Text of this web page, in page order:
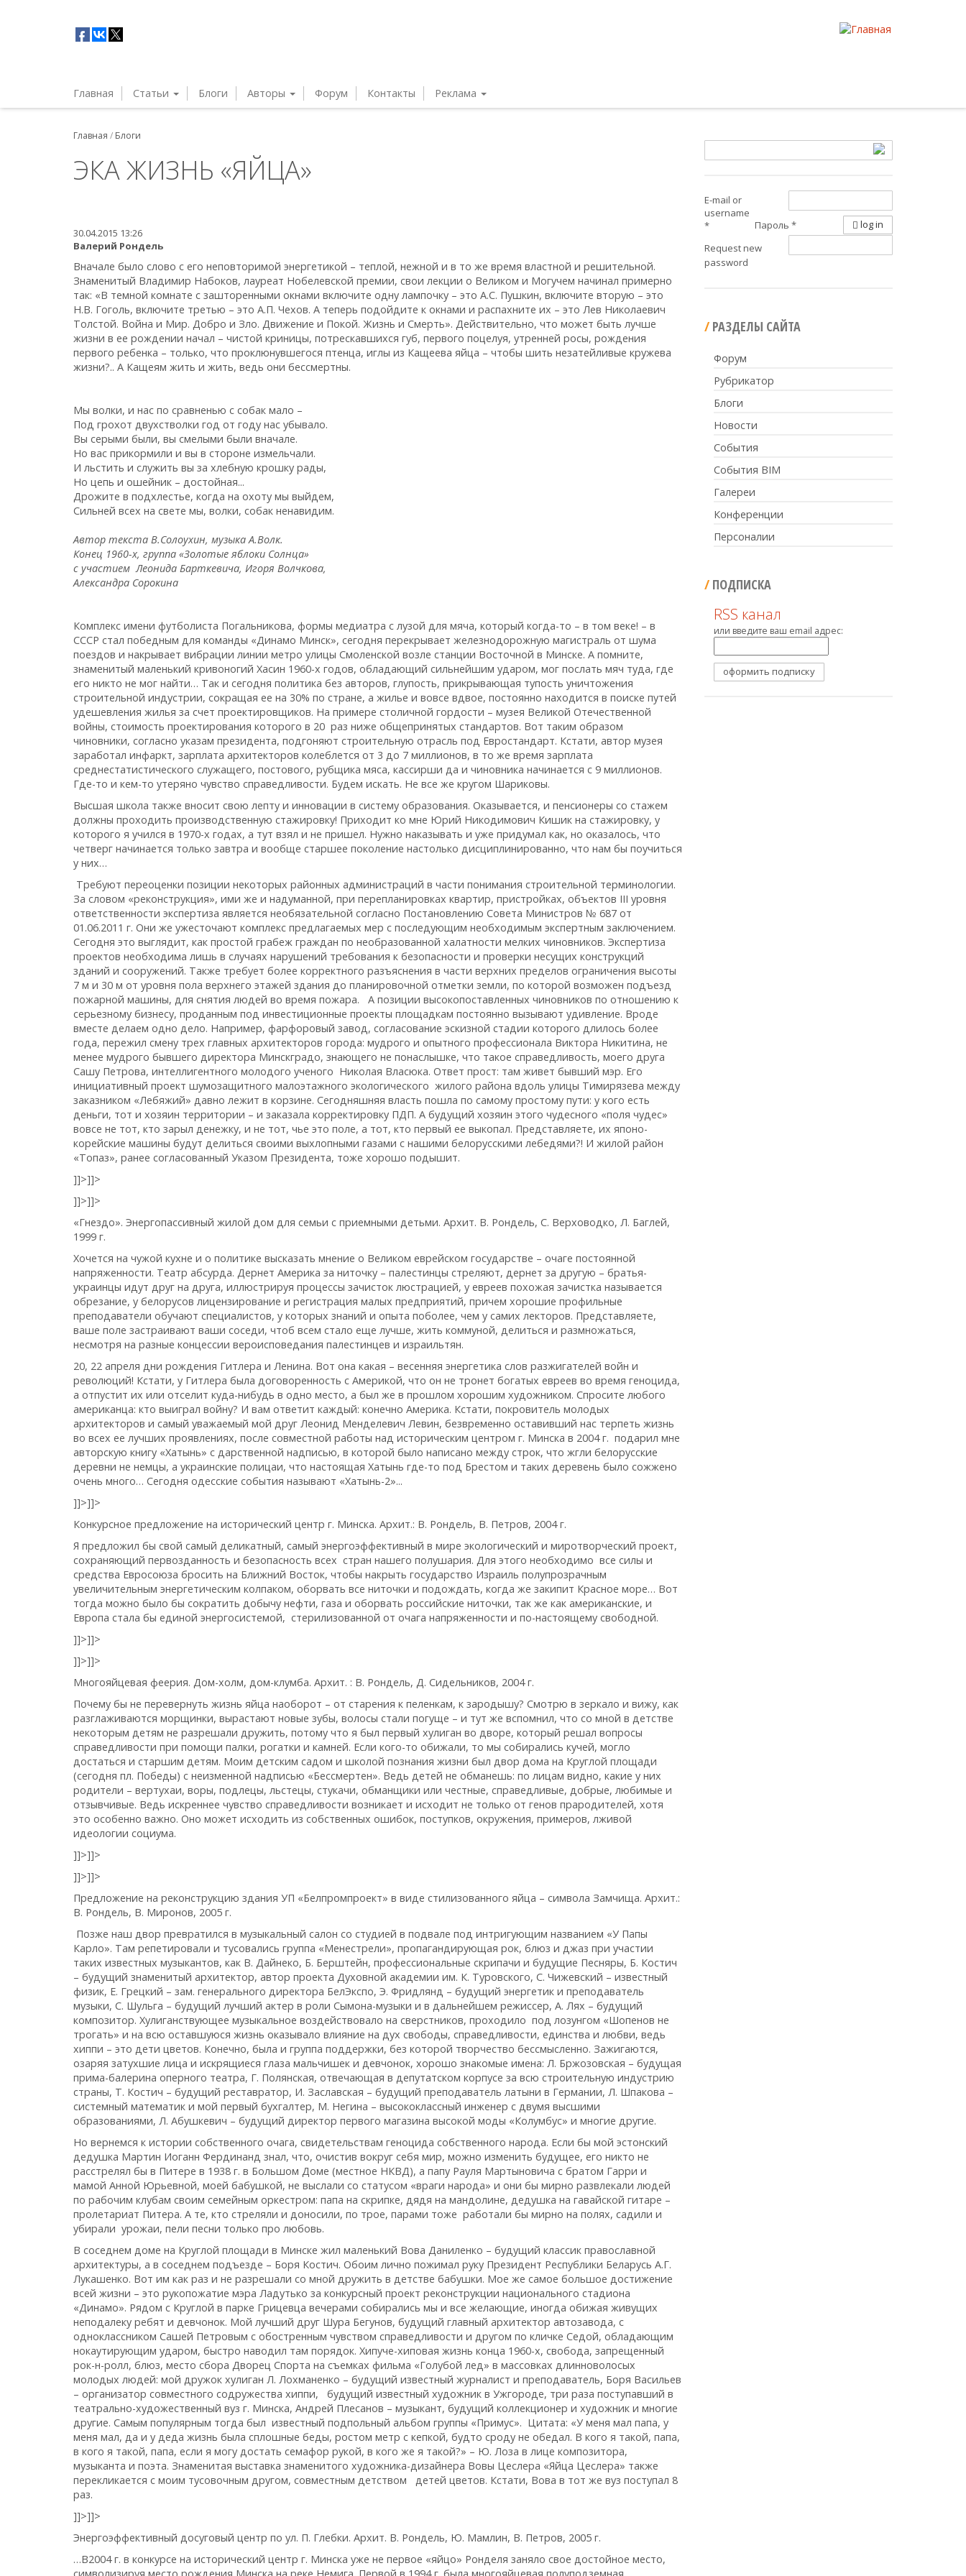
Главная Статьи Блоги Авторы Форум Контакты Реклама
Главная / Блоги
ЭКА ЖИЗНЬ «ЯЙЦА»
30.04.2015 13:26
Валерий Рондель
Вначале было слово с его неповторимой энергетикой – теплой, нежной и в то же время властной и решительной.
Знаменитый Владимир Набоков, лауреат Нобелевской премии, свои лекции о Великом и Могучем начинал примерно
так: «В темной комнате с зашторенными окнами включите одну лампочку – это А.С. Пушкин, включите вторую – это
Н.В. Гоголь, включите третью – это А.П. Чехов. А теперь подойдите к окнами и распахните их – это Лев Николаевич
Толстой. Война и Мир. Добро и Зло. Движение и Покой. Жизнь и Смерть». Действительно, что может быть лучше
жизни в ее рождении начал – чистой криницы, потрескавшихся губ, первого поцелуя, утренней росы, рождения
первого ребенка – только, что проклюнувшегося птенца, иглы из Кащеева яйца – чтобы шить незатейливые кружева
жизни?.. А Кащеям жить и жить, ведь они бессмертны.
Мы волки, и нас по сравненью с собак мало –
Под грохот двухстволки год от году нас убывало.
Вы серыми были, вы смелыми были вначале.
Но вас прикормили и вы в стороне измельчали.
И льстить и служить вы за хлебную крошку рады,
Но цепь и ошейник – достойная...
Дрожите в подхлестье, когда на охоту мы выйдем,
Сильней всех на свете мы, волки, собак ненавидим.
Автор текста В.Солоухин, музыка А.Волк.
Конец 1960-х, группа «Золотые яблоки Солнца»
с участием Леонида Барткевича, Игоря Волчкова,
Александра Сорокина
Комплекс имени футболиста Погальникова, формы медиатра с лузой для мяча, который когда-то – в том веке! – в
СССР стал победным для команды «Динамо Минск», сегодня перекрывает железнодорожную магистраль от шума
поездов и накрывает вибрации линии метро улицы Смоленской возле станции Восточной в Минске. А помните,
знаменитый маленький кривоногий Хасин 1960-х годов, обладающий сильнейшим ударом, мог послать мяч туда, где
его никто не мог найти… Так и сегодня политика без авторов, глупость, прикрывающая тупость уничтожения
строительной индустрии, сокращая ее на 30% по стране, а жилье и вовсе вдвое, постоянно находится в поиске путей
удешевления жилья за счет проектировщиков. На примере столичной гордости – музея Великой Отечественной
войны, стоимость проектирования которого в 20 раз ниже общепринятых стандартов. Вот таким образом
чиновники, согласно указам президента, подгоняют строительную отрасль под Евростандарт. Кстати, автор музея
заработал инфаркт, зарплата архитекторов колеблется от 3 до 7 миллионов, в то же время зарплата
среднестатистического служащего, постового, рубщика мяса, кассирши да и чиновника начинается с 9 миллионов.
Где-то и кем-то утеряно чувство справедливости. Будем искать. Не все же кругом Шариковы.
Высшая школа также вносит свою лепту и инновации в систему образования. Оказывается, и пенсионеры со стажем
должны проходить производственную стажировку! Приходит ко мне Юрий Никодимович Кишик на стажировку, у
которого я учился в 1970-х годах, а тут взял и не пришел. Нужно наказывать и уже придумал как, но оказалось, что
четверг начинается только завтра и вообще старшее поколение настолько дисциплинированно, что нам бы поучиться
у них…
Требуют переоценки позиции некоторых районных администраций в части понимания строительной терминологии.
За словом «реконструкция», ими же и надуманной, при перепланировках квартир, пристройках, объектов III уровня
ответственности экспертиза является необязательной согласно Постановлению Совета Министров № 687 от
01.06.2011 г. Они же ужесточают комплекс предлагаемых мер с последующим необходимым экспертным заключением.
Сегодня это выглядит, как простой грабеж граждан по необразованной халатности мелких чиновников. Экспертиза
проектов необходима лишь в случаях нарушений требования к безопасности и проверки несущих конструкций
зданий и сооружений. Также требует более корректного разъяснения в части верхних пределов ограничения высоты
7 м и 30 м от уровня пола верхнего этажей здания до планировочной отметки земли, по которой возможен подъезд
пожарной машины, для снятия людей во время пожара. А позиции высокопоставленных чиновников по отношению к
серьезному бизнесу, проданным под инвестиционные проекты площадкам постоянно вызывают удивление. Вроде
вместе делаем одно дело. Например, фарфоровый завод, согласование эскизной стадии которого длилось более
года, пережил смену трех главных архитекторов города: мудрого и опытного профессионала Виктора Никитина, не
менее мудрого бывшего директора Минскградо, знающего не понаслышке, что такое справедливость, моего друга
Сашу Петрова, интеллигентного молодого ученого Николая Власюка. Ответ прост: там живет бывший мэр. Его
инициативный проект шумозащитного малоэтажного экологического жилого района вдоль улицы Тимирязева между
заказником «Лебяжий» давно лежит в корзине. Сегодняшняя власть пошла по самому простому пути: у кого есть
деньги, тот и хозяин территории – и заказала корректировку ПДП. А будущий хозяин этого чудесного «поля чудес»
вовсе не тот, кто зарыл денежку, и не тот, чье это поле, а тот, кто первый ее выкопал. Представляете, их японо-
корейские машины будут делиться своими выхлопными газами с нашими белорусскими лебедями?! И жилой район
«Топаз», ранее согласованный Указом Президента, тоже хорошо подышит.
]]>]]>
]]>]]>
«Гнездо». Энергопассивный жилой дом для семьи с приемными детьми. Архит. В. Рондель, С. Верховодко, Л. Баглей,
1999 г.
Хочется на чужой кухне и о политике высказать мнение о Великом еврейском государстве – очаге постоянной
напряженности. Театр абсурда. Дернет Америка за ниточку – палестинцы стреляют, дернет за другую – братья-
украинцы идут друг на друга, иллюстрируя процессы зачисток люстрацией, у евреев похожая зачистка называется
обрезание, у белорусов лицензирование и регистрация малых предприятий, причем хорошие профильные
преподаватели обучают специалистов, у которых знаний и опыта поболее, чем у самих лекторов. Представляете,
ваше поле застраивают ваши соседи, чтоб всем стало еще лучше, жить коммуной, делиться и размножаться,
несмотря на разные концессии вероисповедания палестинцев и израильтян.
20, 22 апреля дни рождения Гитлера и Ленина. Вот она какая – весенняя энергетика слов разжигателей войн и
революций! Кстати, у Гитлера была договоренность с Америкой, что он не тронет богатых евреев во время геноцида,
а отпустит их или отселит куда-нибудь в одно место, а был же в прошлом хорошим художником. Спросите любого
американца: кто выиграл войну? И вам ответит каждый: конечно Америка. Кстати, покровитель молодых
архитекторов и самый уважаемый мой друг Леонид Менделевич Левин, безвременно оставивший нас терпеть жизнь
во всех ее лучших проявлениях, после совместной работы над историческим центром г. Минска в 2004 г. подарил мне
авторскую книгу «Хатынь» с дарственной надписью, в которой было написано между строк, что жгли белорусские
деревни не немцы, а украинские полицаи, что настоящая Хатынь где-то под Брестом и таких деревень было сожжено
очень много… Сегодня одесские события называют «Хатынь-2»...
]]>]]>
Конкурсное предложение на исторический центр г. Минска. Архит.: В. Рондель, В. Петров, 2004 г.
Я предложил бы свой самый деликатный, самый энергоэффективный в мире экологический и миротворческий проект,
сохраняющий первозданность и безопасность всех стран нашего полушария. Для этого необходимо все силы и
средства Евросоюза бросить на Ближний Восток, чтобы накрыть государство Израиль полупрозрачным
увеличительным энергетическим колпаком, оборвать все ниточки и подождать, когда же закипит Красное море… Вот
тогда можно было бы сократить добычу нефти, газа и оборвать российские ниточки, так же как американские, и
Европа стала бы единой энергосистемой, стерилизованной от очага напряженности и по-настоящему свободной.
]]>]]>
]]>]]>
Многояйцевая феерия. Дом-холм, дом-клумба. Архит. : В. Рондель, Д. Сидельников, 2004 г.
Почему бы не перевернуть жизнь яйца наоборот – от старения к пеленкам, к зародышу? Смотрю в зеркало и вижу, как
разглаживаются морщинки, вырастают новые зубы, волосы стали погуще – и тут же вспомнил, что со мной в детстве
некоторым детям не разрешали дружить, потому что я был первый хулиган во дворе, который решал вопросы
справедливости при помощи палки, рогатки и камней. Если кого-то обижали, то мы собирались кучей, могло
достаться и старшим детям. Моим детским садом и школой познания жизни был двор дома на Круглой площади
(сегодня пл. Победы) с неизменной надписью «Бессмертен». Ведь детей не обманешь: по лицам видно, какие у них
родители – вертухаи, воры, подлецы, льстецы, стукачи, обманщики или честные, справедливые, добрые, любимые и
отзывчивые. Ведь искреннее чувство справедливости возникает и исходит не только от генов прародителей, хотя
это особенно важно. Оно может исходить из собственных ошибок, поступков, окружения, примеров, лживой
идеологии социума.
]]>]]>
]]>]]>
Предложение на реконструкцию здания УП «Белпромпроект» в виде стилизованного яйца – символа Замчища. Архит.:
В. Рондель, В. Миронов, 2005 г.
Позже наш двор превратился в музыкальный салон со студией в подвале под интригующим названием «У Папы
Карло». Там репетировали и тусовались группа «Менестрели», пропагандирующая рок, блюз и джаз при участии
таких известных музыкантов, как В. Дайнеко, Б. Берштейн, профессиональные скрипачи и будущие Песняры, Б. Костич
– будущий знаменитый архитектор, автор проекта Духовной академии им. К. Туровского, С. Чижевский – известный
физик, Е. Грецкий – зам. генерального директора БелЭкспо, Э. Фридлянд – будущий энергетик и преподаватель
музыки, С. Шульга – будущий лучший актер в роли Сымона-музыки и в дальнейшем режиссер, А. Лях – будущий
композитор. Хулиганствующее музыкальное воздействовало на сверстников, проходило под лозунгом «Шопенов не
трогать» и на всю оставшуюся жизнь оказывало влияние на дух свободы, справедливости, единства и любви, ведь
хиппи – это дети цветов. Конечно, была и группа поддержки, без которой творчество бессмысленно. Зажигаются,
озаряя затухшие лица и искрящиеся глаза мальчишек и девчонок, хорошо знакомые имена: Л. Бржозовская – будущая
прима-балерина оперного театра, Г. Полянская, отвечающая в депутатском корпусе за всю строительную индустрию
страны, Т. Костич – будущий реставратор, И. Заславская – будущий преподаватель латыни в Германии, Л. Шпакова –
системный математик и мой первый бухгалтер, М. Негина – высококлассный инженер с двумя высшими
образованиями, Л. Абушкевич – будущий директор первого магазина высокой моды «Колумбус» и многие другие.
Но вернемся к истории собственного очага, свидетельствам геноцида собственного народа. Если бы мой эстонский
дедушка Мартин Иоганн Фердинанд знал, что, очистив вокруг себя мир, можно изменить будущее, его никто не
расстрелял бы в Питере в 1938 г. в Большом Доме (местное НКВД), а папу Рауля Мартыновича с братом Гарри и
мамой Анной Юрьевной, моей бабушкой, не выслали со статусом «враги народа» и они бы мирно развлекали людей
по рабочим клубам своим семейным оркестром: папа на скрипке, дядя на мандолине, дедушка на гавайской гитаре –
пролетариат Питера. А те, кто стреляли и доносили, по трое, парами тоже работали бы мирно на полях, садили и
убирали урожаи, пели песни только про любовь.
В соседнем доме на Круглой площади в Минске жил маленький Вова Даниленко – будущий классик православной
архитектуры, а в соседнем подъезде – Боря Костич. Обоим лично пожимал руку Президент Республики Беларусь А.Г.
Лукашенко. Вот им как раз и не разрешали со мной дружить в детстве бабушки. Мое же самое большое достижение
всей жизни – это рукопожатие мэра Ладутько за конкурсный проект реконструкции национального стадиона
«Динамо». Рядом с Круглой в парке Грицевца вечерами собирались мы и все желающие, иногда обижая живущих
неподалеку ребят и девчонок. Мой лучший друг Шура Бегунов, будущий главный архитектор автозавода, с
одноклассником Сашей Петровым с обостренным чувством справедливости и другом по кличке Седой, обладающим
нокаутирующим ударом, быстро наводил там порядок. Хипуче-хиповая жизнь конца 1960-х, свобода, запрещенный
рок-н-ролл, блюз, место сбора Дворец Спорта на съемках фильма «Голубой лед» в массовках длинноволосых
молодых людей: мой дружок хулиган Л. Лохманенко – будущий известный журналист и преподаватель, Боря Васильев
– организатор совместного содружества хиппи, будущий известный художник в Ужгороде, три раза поступавший в
театрально-художественный вуз г. Минска, Андрей Плесанов – музыкант, будущий коллекционер и художник и многие
другие. Самым популярным тогда был известный подпольный альбом группы «Примус». Цитата: «У меня мал папа, у
меня мал, да и у деда жизнь была сплошные беды, ростом метр с кепкой, будто сроду не обедал. В кого я такой, папа,
в кого я такой, папа, если я могу достать семафор рукой, в кого же я такой?» – Ю. Лоза в лице композитора,
музыканта и поэта. Знаменитая выставка знаменитого художника-дизайнера Вовы Цеслера «Яйца Цеслера» также
перекликается с моим тусовочным другом, совместным детством детей цветов. Кстати, Вова в тот же вуз поступал 8
раз.
]]>]]>
Энергоэффективный досуговый центр по ул. П. Глебки. Архит. В. Рондель, Ю. Мамлин, В. Петров, 2005 г.
…В2004 г. в конкурсе на исторический центр г. Минска уже не первое «яйцо» Ронделя заняло свое достойное место,
E-mail or
username
*
Пароль *
Request new
password
log in
РАЗДЕЛЫ САЙТА
Форум
Рубрикатор
Блоги
Новости
События
События BIM
Галереи
Конференции
Персоналии
ПОДПИСКА
RSS канал
или введите ваш email адрес: